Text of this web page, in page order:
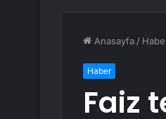
Anasayfa /
Haber
Faiz